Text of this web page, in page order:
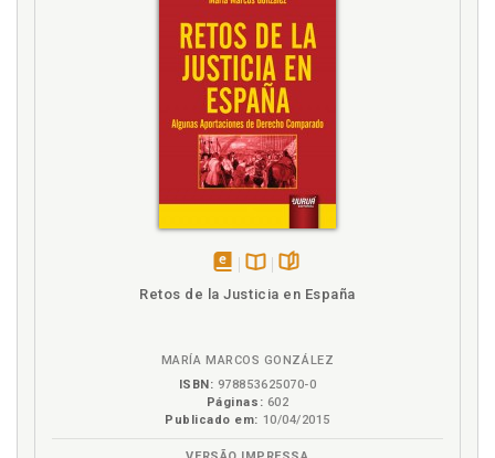
Controversia. Diego Megino Fernández, p. 131
Controversia. Algunas Reflexiones en Torno a la
Prestación de Servicios en Régimen de Interinidad.
Una Modalidad Contractual no Exenta de
Controversia. Diego Megino Fernández, p. 131
Crédito de Horas. El Crédito de Horas de los
Representantes de los Trabajadores: Más de
Veinticinco Años Después. Henar Álvarez Cuesta, p.
Cuestiones en Torno al Salario y la Naturaleza de los
Salarios de Tramitación. Javier Fernández-Costales
Cumplimiento de las obligaciones laborales.
Decreto-Ley 5/1979. Los Procedimientos de Solución
Retos de la Justicia en España
MARÍA MARCOS GONZÁLEZ
ISBN: 978853625070-0
Páginas: 602
Publicado em: 10/04/2015